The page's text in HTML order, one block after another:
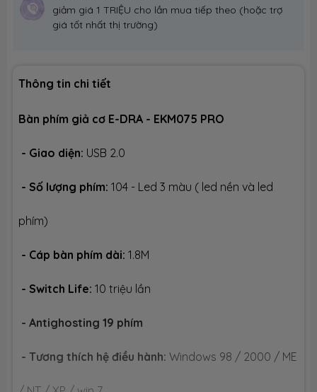
giảm giá 1 TRIỆU cho lần mua tiếp theo (hoặc trợ
giá tốt nhất thị trường)
Thông tin chi tiết
Bàn phím giả cơ E-DRA - EKM075 PRO
- Giao diện: USB 2.0
- Số lượng phím: 104 - Led 3 màu ( led nền và led
phím)
- Cáp bàn phím dài: 1.8M
- Switch Life: 10 triệu lần
- Antighosting 19 phím
- Tương thích hệ điều hành: Windows 98 / 2000 / ME